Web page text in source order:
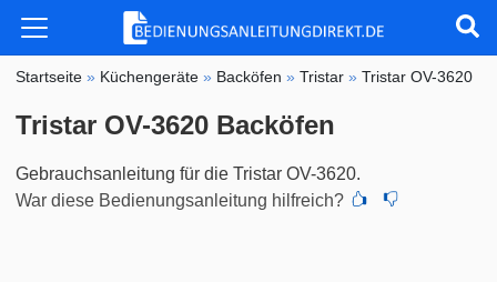
Startseite » Küchengeräte » Backöfen »Tristar »Tristar OV-3620
Tristar OV-3620 Backöfen
Gebrauchsanleitung für die Tristar OV-3620.
War diese Bedienungsanleitung hilfreich?